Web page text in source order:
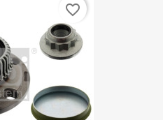
favorite_border